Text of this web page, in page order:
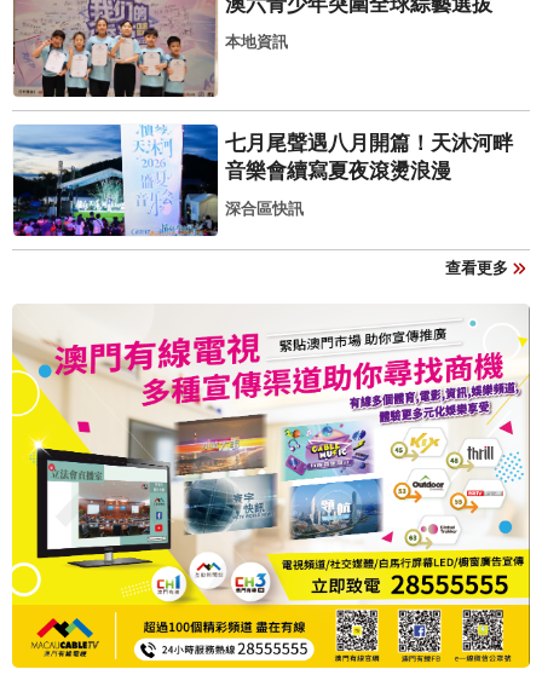
本地資訊
七月尾聲遇八月開篇！天沐河畔
音樂會續寫夏夜滾燙浪漫
深合區快訊
查看更多